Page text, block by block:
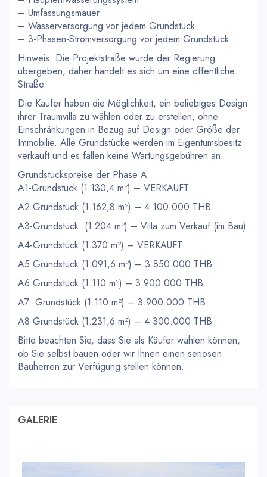
– Umfassungsmauer
– Wasserversorgung vor jedem Grundstück
– 3-Phasen-Stromversorgung vor jedem Grundstück
Hinweis: Die Projektstraße wurde der Regierung
übergeben, daher handelt es sich um eine öffentliche
Straße.
Die Käufer haben die Möglichkeit, ein beliebiges Design
ihrer Traumvilla zu wählen oder zu erstellen, ohne
Einschränkungen in Bezug auf Design oder Größe der
Immobilie. Alle Grundstücke werden im Eigentumsbesitz
verkauft und es fallen keine Wartungsgebühren an.
Grundstückspreise der Phase A
A1-Grundstück (1.130,4 m²) – VERKAUFT
A2 Grundstück (1.162,8 m²) – 4.100.000 THB
A3-Grundstück (1.204 m²) – Villa zum Verkauf (im Bau)
A4-Grundstück (1.370 m²) – VERKAUFT
A5 Grundstück (1.091,6 m²) – 3.850.000 THB
A6 Grundstück (1.110 m²) – 3.900.000 THB
A7 Grundstück (1.110 m²) – 3.900.000 THB
A8 Grundstück (1.231,6 m²) – 4.300.000 THB
Bitte beachten Sie, dass Sie als Käufer wählen können,
ob Sie selbst bauen oder wir Ihnen einen seriösen
Bauherren zur Verfügung stellen können.
GALERIE